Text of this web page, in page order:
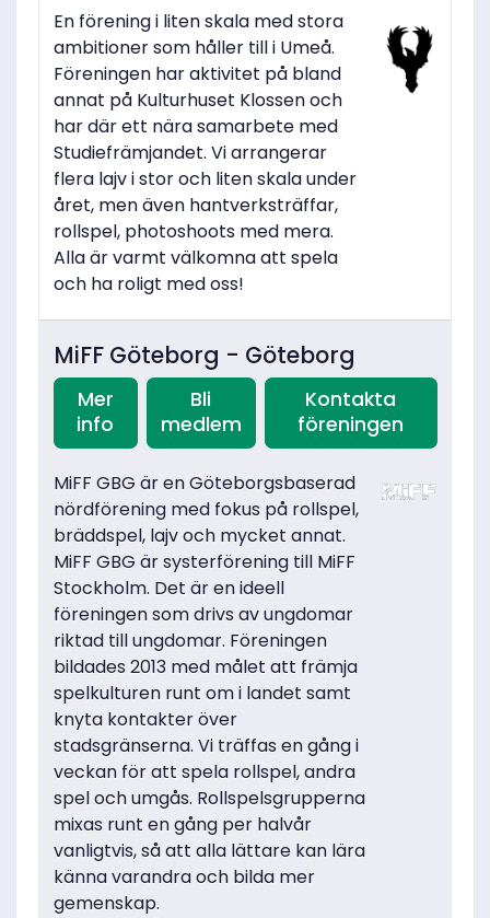
En förening i liten skala med stora
ambitioner som håller till i Umeå.
Föreningen har aktivitet på bland
annat på Kulturhuset Klossen och
har där ett nära samarbete med
Studiefrämjandet. Vi arrangerar
flera lajv i stor och liten skala under
året, men även hantverksträffar,
rollspel, photoshoots med mera.
Alla är varmt välkomna att spela
och ha roligt med oss!
MiFF Göteborg - Göteborg
Mer
info
Bli
medlem
Kontakta
föreningen
MiFF GBG är en Göteborgsbaserad
nördförening med fokus på rollspel,
bräddspel, lajv och mycket annat.
MiFF GBG är systerförening till MiFF
Stockholm. Det är en ideell
föreningen som drivs av ungdomar
riktad till ungdomar. Föreningen
bildades 2013 med målet att främja
spelkulturen runt om i landet samt
knyta kontakter över
stadsgränserna. Vi träffas en gång i
veckan för att spela rollspel, andra
spel och umgås. Rollspelsgrupperna
mixas runt en gång per halvår
vanligtvis, så att alla lättare kan lära
känna varandra och bilda mer
gemenskap.